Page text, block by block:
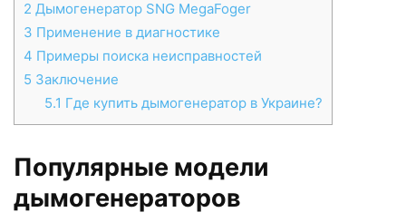
2 Дымогенератор SNG MegaFoger
3 Применение в диагностике
4 Примеры поиска неисправностей
5 Заключение
5.1 Где купить дымогенератор в Украине?
Популярные модели
дымогенераторов